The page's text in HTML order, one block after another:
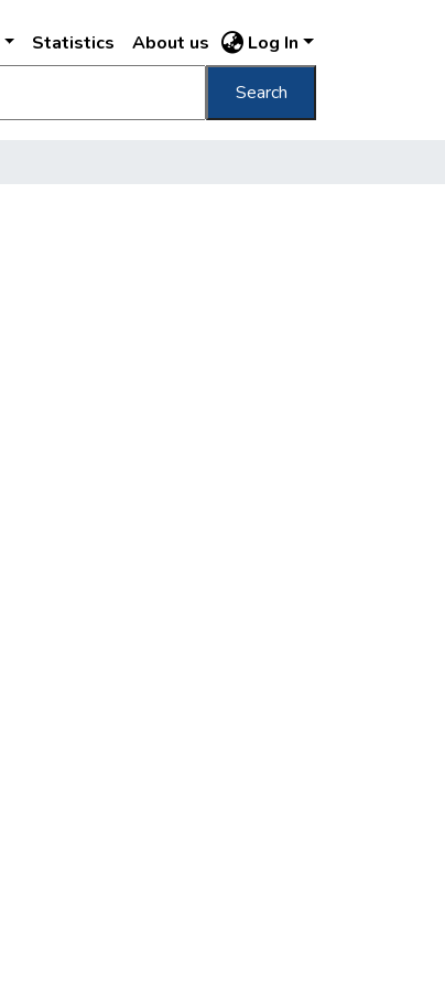
Statistics About us Log In
Search